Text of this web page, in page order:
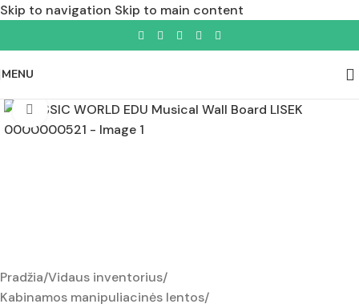
Skip to navigation Skip to main content
MENU
Padidinti nuotrauką
Pradžia/Vidaus inventorius/
Kabinamos manipuliacinės lentos/